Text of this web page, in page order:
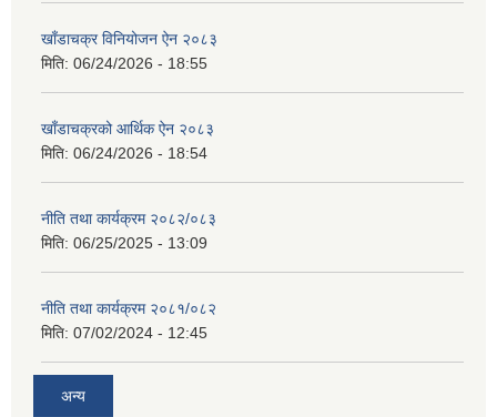
खाँडाचक्र विनियोजन ऐन २०८३
मिति: 06/24/2026 - 18:55
खाँडाचक्रको आर्थिक ऐन २०८३
मिति: 06/24/2026 - 18:54
नीति तथा कार्यक्रम २०८२/०८३
मिति: 06/25/2025 - 13:09
नीति तथा कार्यक्रम २०८१/०८२
मिति: 07/02/2024 - 12:45
अन्य